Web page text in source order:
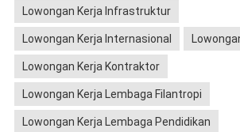
Lowongan Kerja Infrastruktur
Lowongan Kerja Internasional
Lowongan Kerja Kontraktor
Lowongan Kerja Lembaga Filantropi
Lowongan Kerja Lembaga Pendidikan